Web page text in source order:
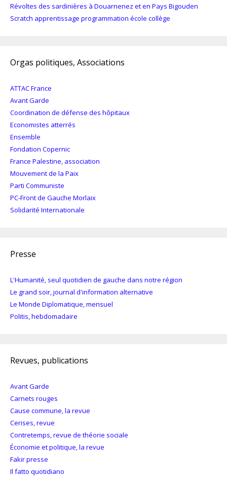
Révoltes des sardinières à Douarnenez et en Pays Bigouden
Scratch apprentissage programmation école collège
Orgas politiques, Associations
ATTAC France
Avant Garde
Coordination de défense des hôpitaux
Economistes atterrés
Ensemble
Fondation Copernic
France Palestine, association
Mouvement de la Paix
Parti Communiste
PC-Front de Gauche Morlaix
Solidarité Internationale
Presse
L'Humanité, seul quotidien de gauche dans notre région
Le grand soir, journal d'information alternative
Le Monde Diplomatique, mensuel
Politis, hebdomadaire
Revues, publications
Avant Garde
Carnets rouges
Cause commune, la revue
Cerises, revue
Contretemps, revue de théorie sociale
Économie et politique, la revue
Fakir presse
Il fatto quotidiano